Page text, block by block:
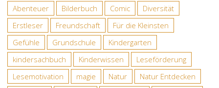
Abenteuer
Bilderbuch Comic
Diversität
Erstleser
Freundschaft
Für die Kleinsten
Gefühle
Grundschule
Kindergarten
kindersachbuch
Kinderwissen
Leseförderung
Lesemotivation
magie Natur
Natur Entdecken